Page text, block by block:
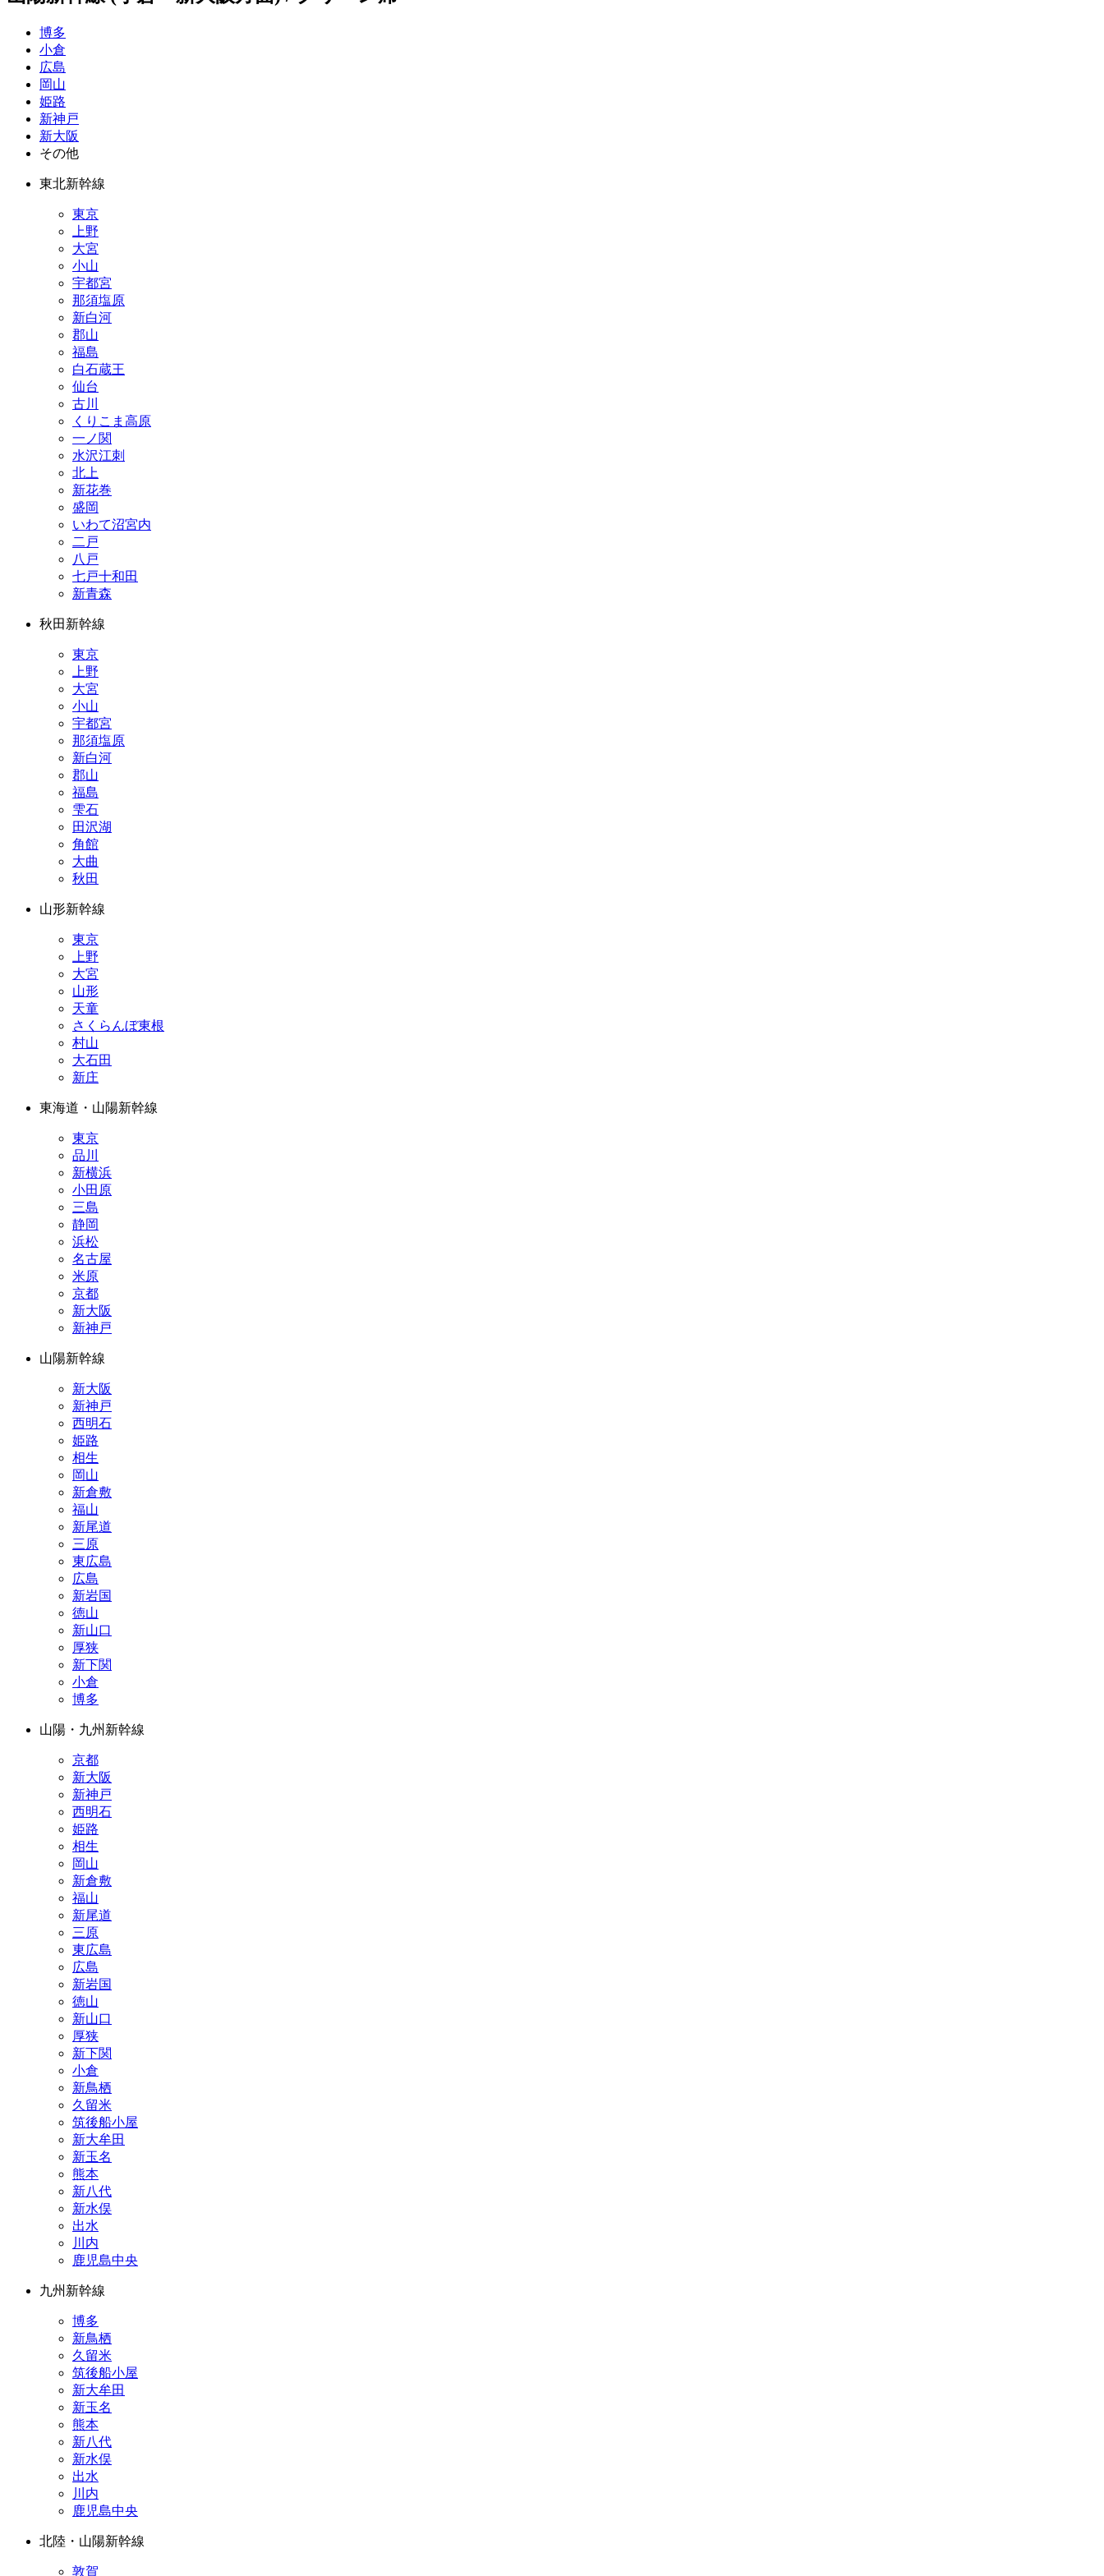
博多
小倉
広島
岡山
姫路
新神戸
新大阪
その他
東北新幹線
東京
上野
大宮
小山
宇都宮
那須塩原
新白河
郡山
福島
白石蔵王
仙台
古川
くりこま高原
一ノ関
水沢江刺
北上
新花巻
盛岡
いわて沼宮内
二戸
八戸
七戸十和田
新青森
秋田新幹線
東京
上野
大宮
小山
宇都宮
那須塩原
新白河
郡山
福島
雫石
田沢湖
角館
大曲
秋田
山形新幹線
東京
上野
大宮
山形
天童
さくらんぼ東根
村山
大石田
新庄
東海道・山陽新幹線
東京
品川
新横浜
小田原
三島
静岡
浜松
名古屋
米原
京都
新大阪
新神戸
山陽新幹線
新大阪
新神戸
西明石
姫路
相生
岡山
新倉敷
福山
新尾道
三原
東広島
広島
新岩国
徳山
新山口
厚狭
新下関
小倉
博多
山陽・九州新幹線
京都
新大阪
新神戸
西明石
姫路
相生
岡山
新倉敷
福山
新尾道
三原
東広島
広島
新岩国
徳山
新山口
厚狭
新下関
小倉
新鳥栖
久留米
筑後船小屋
新大牟田
新玉名
熊本
新八代
新水俣
出水
川内
鹿児島中央
九州新幹線
博多
新鳥栖
久留米
筑後船小屋
新大牟田
新玉名
熊本
新八代
新水俣
出水
川内
鹿児島中央
北陸・山陽新幹線
敦賀